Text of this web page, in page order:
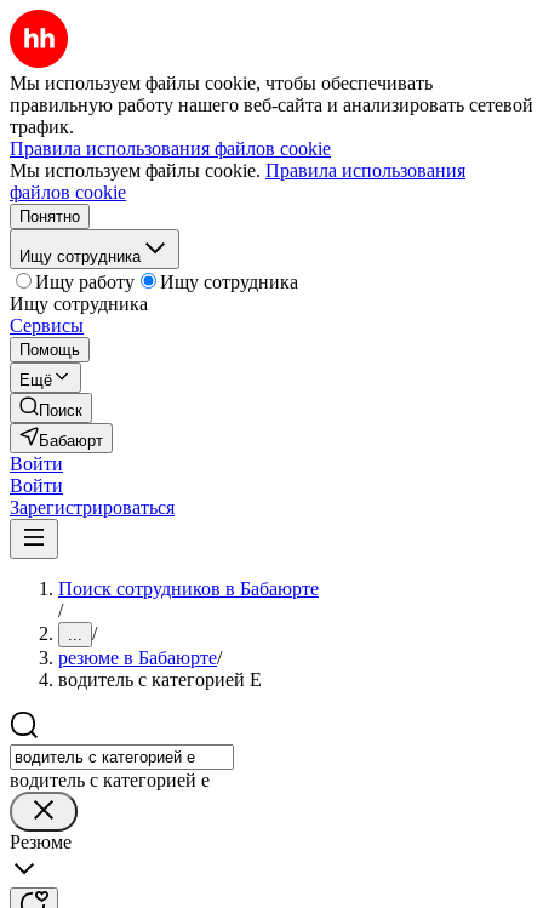
Мы используем файлы cookie, чтобы обеспечивать
правильную работу нашего веб-сайта и анализировать сетевой
трафик.
Правила использования файлов cookie
Мы используем файлы cookie. Правила использования
файлов cookie
Понятно
Ищу сотрудника
Ищу работу
Ищу сотрудника
Ищу сотрудника
Сервисы
Помощь
Ещё
Поиск
Бабаюрт
Войти
Войти
Зарегистрироваться
Поиск сотрудников в Бабаюрте
/
... /
резюме в Бабаюрте/
водитель с категорией Е
водитель с категорией е
Резюме